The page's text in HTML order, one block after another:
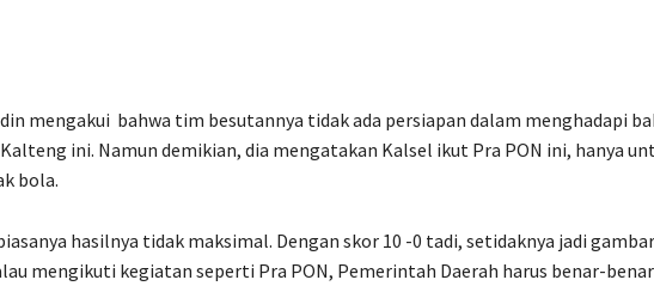
mengakui bahwa tim besutannya tidak ada persiapan dalam menghadapi
ini. Namun demikian, dia mengatakan Kalsel ikut Pra PON ini, hanya
bola.
hasilnya tidak maksimal. Dengan skor 10 -0 tadi, setidaknya jadi
mengikuti kegiatan seperti Pra PON, Pemerintah Daerah harus benar-benar